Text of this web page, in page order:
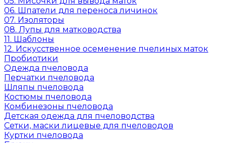
06. Шпатели для переноса личинок
07. Изоляторы
08. Лупы для матководства
11. Шаблоны
12. Искусственное осеменение пчелиных маток
Пробиотики
Одежда пчеловода
Перчатки пчеловода
Шляпы пчеловода
Костюмы пчеловода
Комбинезоны пчеловода
Детская одежда для пчеловодства
Сетки, маски лицевые для пчеловодов
Куртки пчеловода